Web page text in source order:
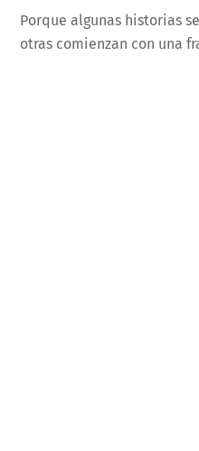
Porque algunas historias
otras comienzan con una